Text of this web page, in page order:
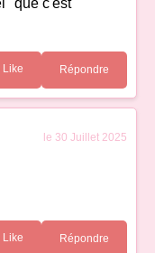
que c'est
Like Répondre
le 30 Juillet 2025
Like Répondre